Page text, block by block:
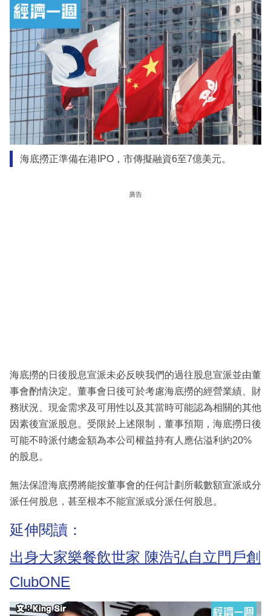
海底撈正準備在港IPO，市傳擬融資6至7億美元。
廣告
海底撈的日後股息宣派未必反映我們的過往股息宣派並由董
事會酌情決定。董事會日後可於考慮海底撈的經營業績、財
務狀況、現金需求及可用性以及其當時可能認為相關的其他
因素後宣派股息。受限於上述限制，董事預期，海底撈日後
可能不時派付總金額為本公司權益持有人應佔溢利約20%
的股息。
無法保證海底撈將能按董事會的任何計劃所載數額宣派或分
派任何股息，甚至根本不能宣派或分派任何股息。
延伸閱讀：
出身大家樂餐飲世家 陳浩弘自立門戶創
ClubONE